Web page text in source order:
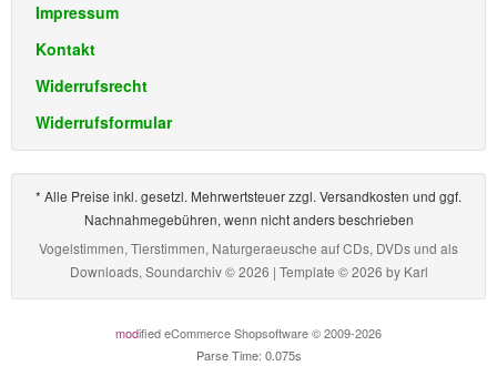
Impressum
Kontakt
Widerrufsrecht
Widerrufsformular
* Alle Preise inkl. gesetzl. Mehrwertsteuer zzgl. Versandkosten und ggf.
Nachnahmegebühren, wenn nicht anders beschrieben
Vogelstimmen, Tierstimmen, Naturgeraeusche auf CDs, DVDs und als
Downloads, Soundarchiv © 2026 | Template © 2026 by Karl
modified eCommerce Shopsoftware © 2009-2026
Parse Time: 0.075s